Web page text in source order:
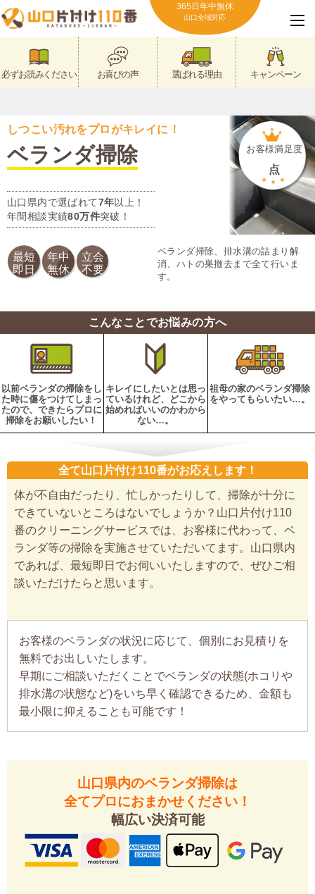
365日年中無休
山口全域対応
必ずお読みください お喜びの声 選ばれる理由 キャンペーン
しつこい汚れをプロがキレイに！
ベランダ掃除
山口県内で選ばれて7年以上！
年間相談実績80万件突破！
お客様満足度
点
最短
即日
年中
無休
立会
不要
ベランダ掃除、排水溝の詰まり解
消、ハトの巣撤去まで全て行いま
す。
こんなことでお悩みの方へ
以前ベランダの掃除をし
た時に傷をつけてしまっ
たので、できたらプロに
掃除をお願いしたい！
キレイにしたいとは思っ
ているけれど、どこから
始めればいいのかわから
ない…。
祖母の家のベランダ掃除
をやってもらいたい…。
全て山口片付け110番がお応えします！
体が不自由だったり、忙しかったりして、掃除が十分に
できていないところはないでしょうか？山口片付け110
番のクリーニングサービスでは、お客様に代わって、ベ
ランダ等の掃除を実施させていただいてます。山口県内
であれば、最短即日でお伺いいたしますので、ぜひご相
談いただけたらと思います。
お客様のベランダの状況に応じて、個別にお見積りを
無料でお出しいたします。
早期にご相談いただくことでベランダの状態(ホコリや
排水溝の状態など)をいち早く確認できるため、金額も
最小限に抑えることも可能です！
山口県内のベランダ掃除は
全てプロにおまかせください！
幅広い決済可能